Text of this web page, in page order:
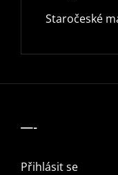
Staročeské
—-
Přihlásit se